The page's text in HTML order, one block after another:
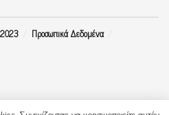
2023
Προσωπικά Δεδομένα